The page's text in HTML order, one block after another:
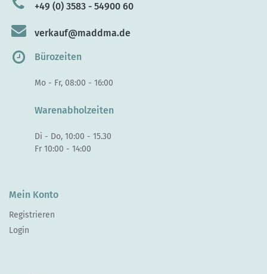
+49 (0) 3583 - 54900 60
verkauf@maddma.de
Bürozeiten
Mo - Fr, 08:00 - 16:00
Warenabholzeiten
Di - Do, 10:00 - 15.30
Fr 10:00 - 14:00
Mein Konto
Registrieren
Login